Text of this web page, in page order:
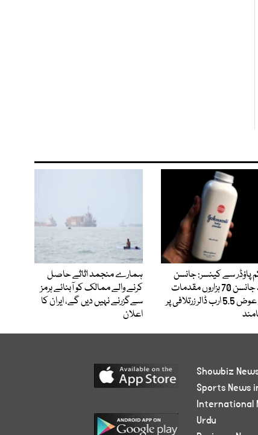
پاؤڈر سے کینسر: جانسن
اینڈ جانسن 70 ہزاروں مقدمات
کے عوض 5.5 ارب ڈالر زرتلافی پر
ہمارے منجمد اثاثے حاصل
کرنے والے ممالک کو آبنائے ہرمز
سےگزرنے نہیں دیں گے، ایران کا
اعلان
Showbiz
Sports News
International
Urdu